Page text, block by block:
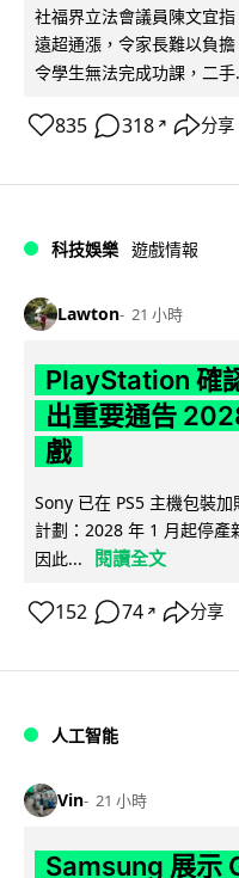
社福界立法會議員陳文宜
遠超通漲，令家長難以負
令學生無法完成功課，二手
835 318 ↗ 分享
科技娛樂 遊戲情報
Lawton 21 小時
PlayStation 確
出重要通告
戲
Sony 已在 PS5 主機包裝
計劃：2028 年 1 月起停產
因此...
閱讀全文
152 74 ↗ 分享
人工智能
Vin 21 小時
Samsung 展示